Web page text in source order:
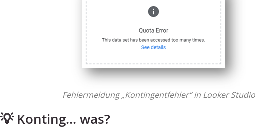
Fehlermeldung „Kontingentfehler“ in Looker Studio
💡 Konting... was?